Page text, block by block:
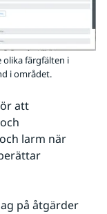
olika färgfälten i
i området.
att
larm när
på åtgärder